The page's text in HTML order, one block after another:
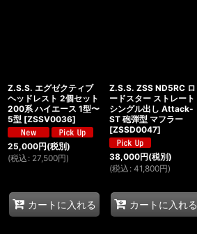
Z.S.S. エグゼクティブ
ヘッドレスト 2個セット
200系 ハイエース 1型〜
5型 [ZSSV0036]
25,000円(税別)
(税込 : 27,500円)
カートに入れる
Z.S.S. ZSS ND5RC ロ
ードスター ストレート
シングル出し Attack-
ST 砲弾型 マフラー
[ZSSD0047]
38,000円(税別)
(税込 : 41,800円)
カートに入れる